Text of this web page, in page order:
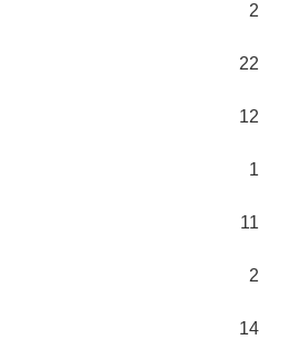
2
22
12
1
11
2
14